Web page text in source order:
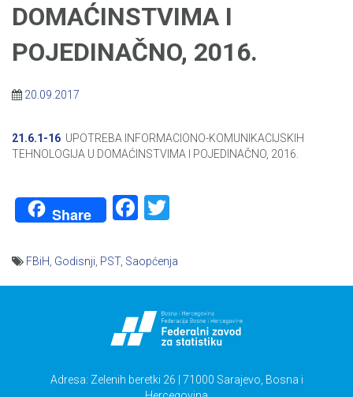
DOMAĆINSTVIMA I
POJEDINAČNO, 2016.
20.09.2017
21.6.1-16 UPOTREBA INFORMACIONO-KOMUNIKACIJSKIH
TEHNOLOGIJA U DOMAĆINSTVIMA I POJEDINAČNO, 2016.
Share Facebook
FBiH Godisnji PST, Saopćenja
Adresa: Zelenih beretki 26 | 71000 Sarajevo, Bosna i